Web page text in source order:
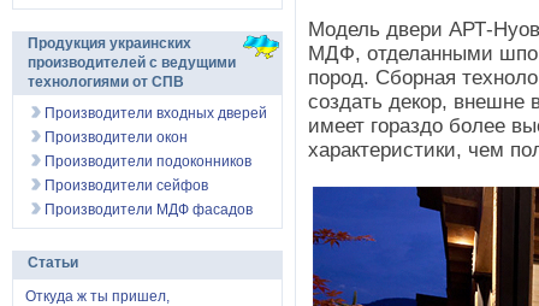
Модель двери АРТ-
МДФ, отделанными
пород. Сборная
создать декор, внешне
имеет гораздо более
характеристики, чем
Продукция украинских
производителей с ведущими
технологиями от СПВ
Производители входных дверей
Производители окон
Производители подоконников
Производители сейфов
Производители МДФ фасадов
Статьи
Откуда ж ты пришел,